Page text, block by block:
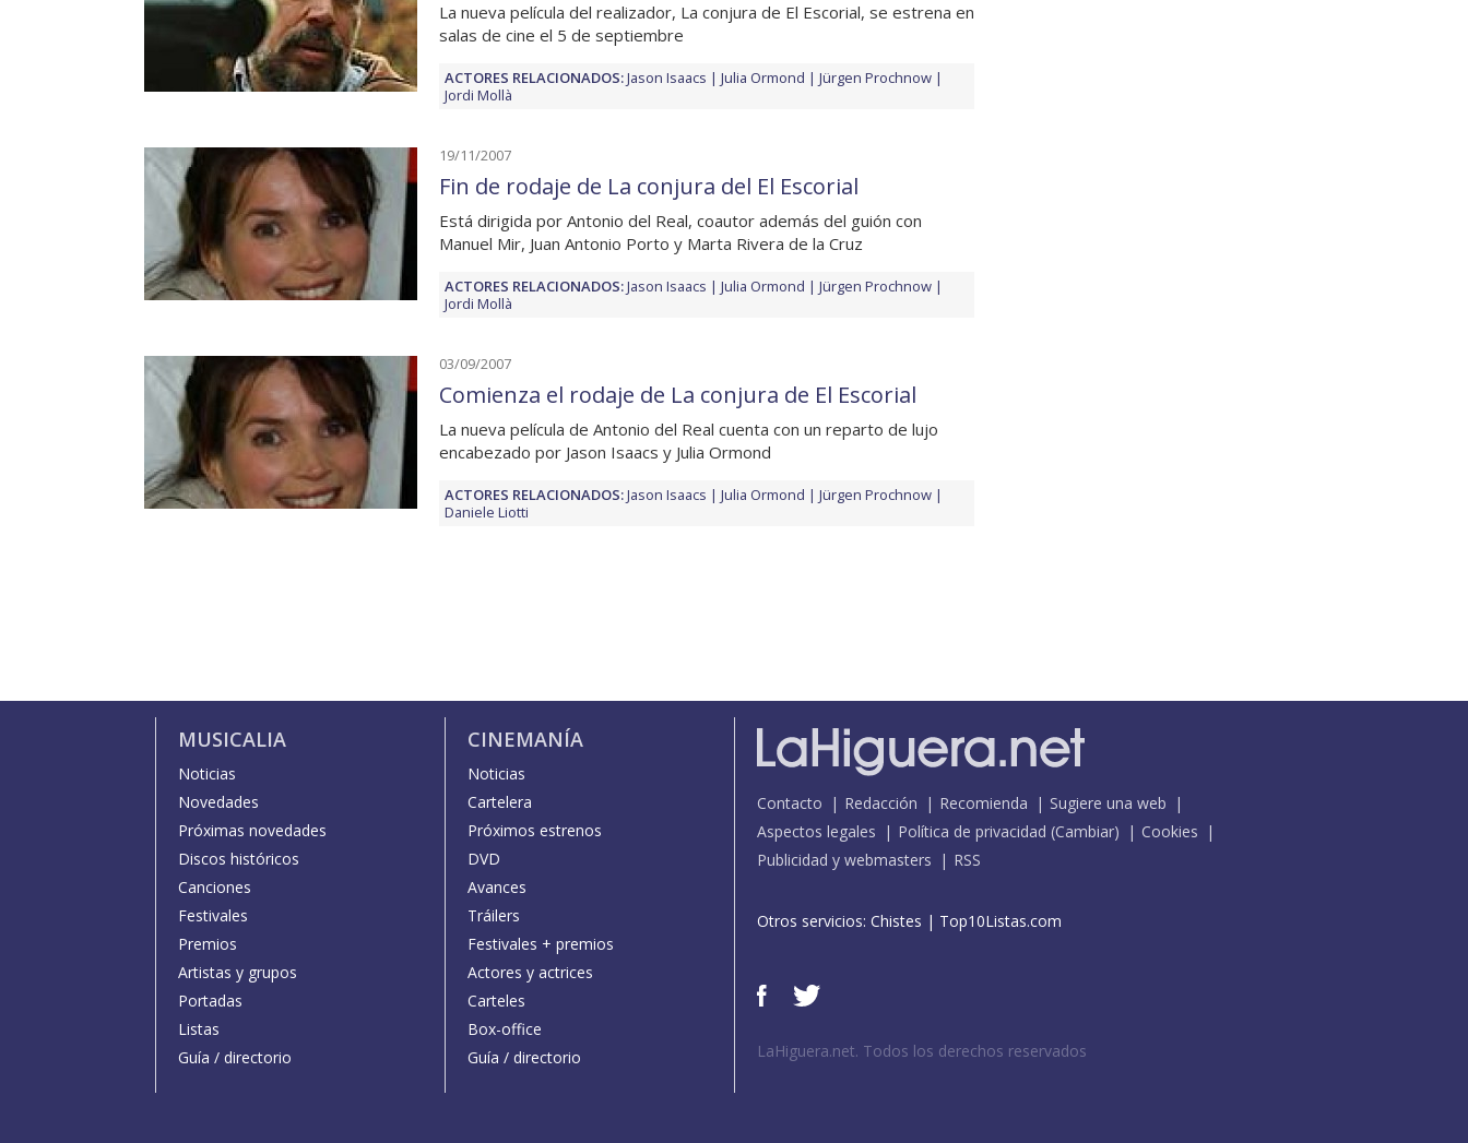
La nueva película del realizador, La conjura de El Escorial, se estrena en
salas de cine el 5 de septiembre
ACTORES RELACIONADOS:Jason Isaacs Julia Ormond
Jürgen Prochnow
Jordi Mollà
19/11/2007
Fin de rodaje de La conjura del El Escorial
Está dirigida por Antonio del Real, coautor además del guión con
Manuel Mir, Juan Antonio Porto y Marta Rivera de la Cruz
ACTORES RELACIONADOS:Jason Isaacs Julia Ormond
Jürgen Prochnow
Jordi Mollà
03/09/2007
Comienza el rodaje de La conjura de El Escorial
La nueva película de Antonio del Real cuenta con un reparto de lujo
encabezado por Jason Isaacs y Julia Ormond
ACTORES RELACIONADOS:Jason Isaacs Julia Ormond
Jürgen Prochnow
Daniele Liotti
MUSICALIA
Noticias
Novedades
Próximas novedades
Discos históricos
Canciones
Festivales
Premios
Artistas y grupos
Portadas
Listas
Guía / directorio
CINEMANÍA
Noticias
Cartelera
Próximos estrenos
DVD
Avances
Tráilers
Festivales + premios
Actores y actrices
Carteles
Box-office
Guía / directorio
Contacto Redacción Recomienda
Sugiere una web
Aspectos legales
Política de privacidad (Cambiar)
Cookies
Publicidad y webmasters
RSS
Otros servicios: Chistes | Top10Listas.com
LaHiguera.net. Todos los derechos reservados